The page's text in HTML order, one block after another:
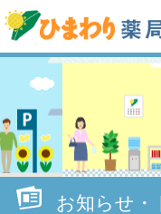
お知らせ・